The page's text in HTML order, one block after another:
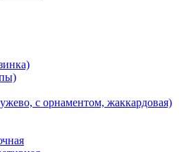
с орнаментом, жаккардовая)